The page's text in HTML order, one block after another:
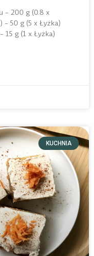
– 200 g (0.8 x
50 g (5 x Łyżka)
15 g (1 x Łyżka)
KUCHNIA